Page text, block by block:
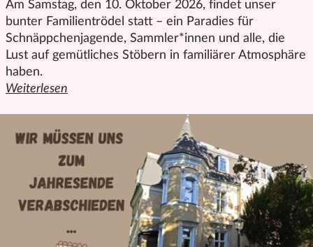
Am Samstag, den 10. Oktober 2026, findet unser
bunter Familientrödel statt – ein Paradies für
Schnäppchenjagende, Sammler*innen und alle, die
Lust auf gemütliches Stöbern in familiärer Atmosphäre
haben.
Weiterlesen
den ganzen Artikel "Trödelmarkt: Großer Familientrödel